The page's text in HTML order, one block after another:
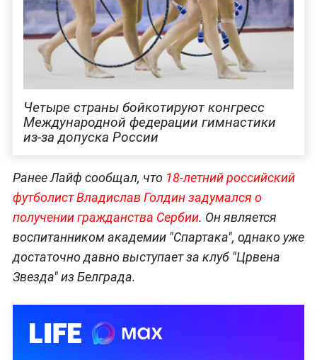
Четыре страны бойкотируют конгресс
Международной федерации гимнастики
из-за допуска России
Ранее Лайф сообщал, что 18-летний российский
футболист Владислав Голдин задумался о
получении гражданства Сербии. Он является
воспитанником академии "Спартака", однако уже
достаточно давно выступает за клуб "Црвена
Звезда" из Белграда.